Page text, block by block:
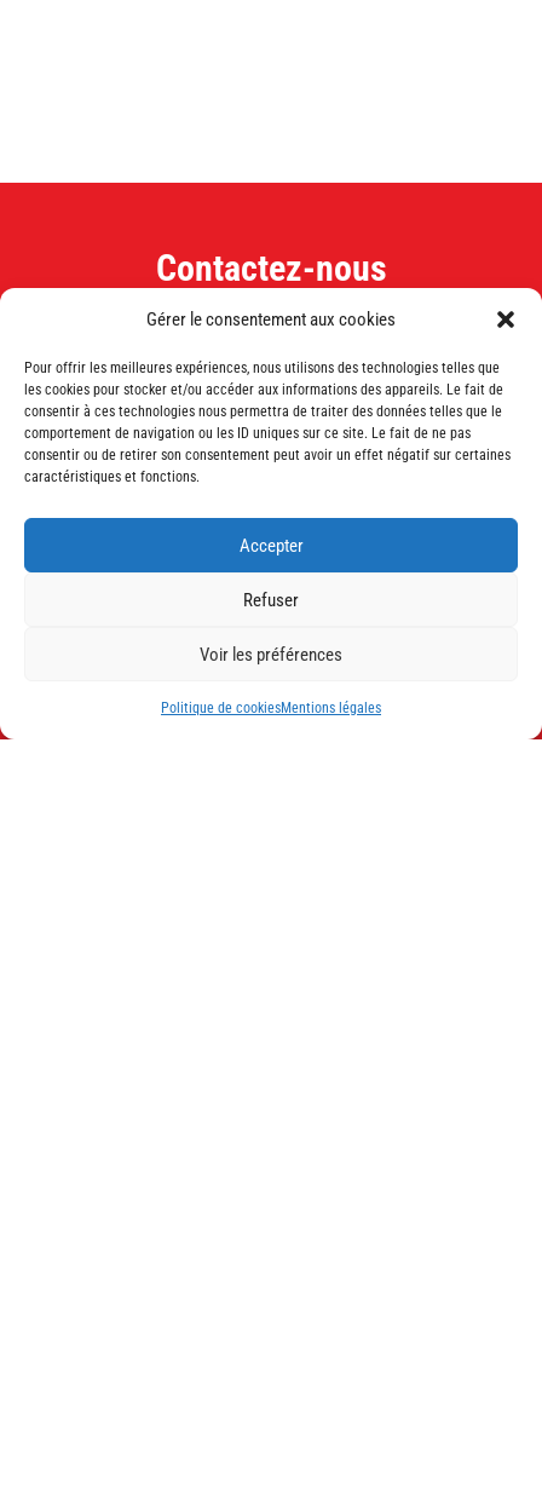
Gérer le consentement aux cookies
Pour offrir les meilleures expériences, nous utilisons des technologies telles que
les cookies pour stocker et/ou accéder aux informations des appareils. Le fait de
consentir à ces technologies nous permettra de traiter des données telles que le
comportement de navigation ou les ID uniques sur ce site. Le fait de ne pas
consentir ou de retirer son consentement peut avoir un effet négatif sur certaines
caractéristiques et fonctions.
Accepter
Refuser
Voir les préférences
Politique de cookiesMentions légales
Contactez-nous

Téléphone
06 49 23 61 37

Adresse
Surieu